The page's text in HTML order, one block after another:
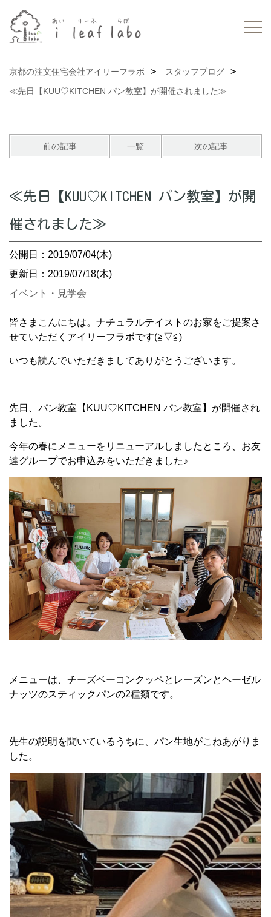
京都の注文住宅会社アイリーフラボ
スタッフブログ
≪先日【KUU♡KITCHEN パン教室】が開催されました≫
前の記事 一覧 次の記事
≪先日【KUU♡KITCHEN パン教室】が開
催されました≫
公開日：2019/07/04(木)
更新日：2019/07/18(木)
イベント・見学会
皆さまこんにちは。ナチュラルテイストのお家をご提案さ
せていただくアイリーフラボです(≧▽≦)
いつも読んでいただきましてありがとうございます。
先日、パン教室【KUU♡KITCHEN パン教室】が開催され
ました。
今年の春にメニューをリニューアルしましたところ、お友
達グループでお申込みをいただきました♪
メニューは、チーズベーコンクッペとレーズンとヘーゼル
ナッツのスティックパンの2種類です。
先生の説明を聞いているうちに、パン生地がこねあがりま
した。